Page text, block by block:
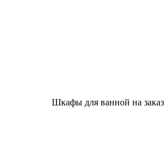
Шкафы для ванной на заказ